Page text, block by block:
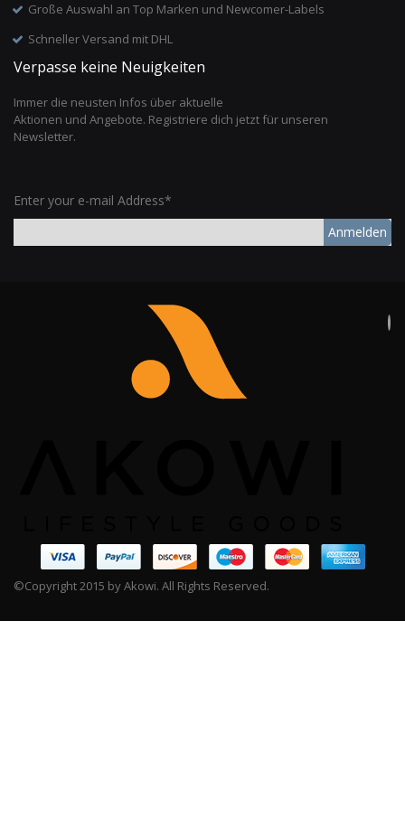
Große Auswahl an Top Marken und Newcomer-Labels
Schneller Versand mit DHL
Verpasse keine Neuigkeiten
Immer die neusten Infos über aktuelle
Aktionen und Angebote. Registriere dich jetzt für unseren
Newsletter.
Enter your e-mail Address*
Anmelden
©Copyright 2015 by Akowi. All Rights Reserved.